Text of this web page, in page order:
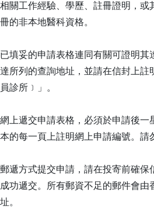
關工作經驗、學歷、註冊證明，
的非本地醫科資格。
填妥的申請表格連同有關可證明
所列的查詢地址，並請在信封上
診所﹞」。
上遞交申請表格，必須於申請後
的每一頁上註明網上申請編號。請
遞方式提交申請，請在投寄前確
功遞交。所有郵資不足的郵件會
。